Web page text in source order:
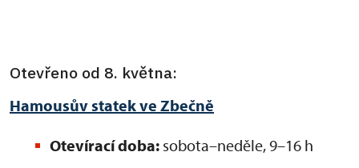
Otevřeno od 8. května:
Hamousův statek ve Zbečně
Otevírací doba: sobota–neděle, 9–16 h